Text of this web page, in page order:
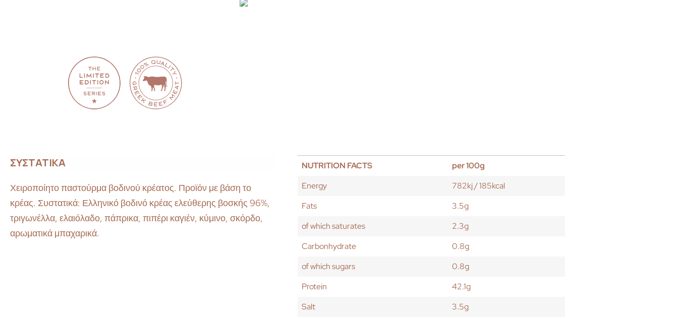
ΣΥΣΤΑΤΙΚΑ
Χειροποίητο παστούρμα βοδινού κρέατος. Προϊόν με βάση το
κρέας. Συστατικά: Ελληνικό βοδινό κρέας ελεύθερης βοσκής 96%,
τριγωνέλλα, ελαιόλαδο, πάπρικα, πιπέρι καγιέν, κύμινο, σκόρδο,
αρωματικά μπαχαρικά.
NUTRITION FACTS
per 100g
Energy
782kj / 185kcal
Fats
3.5g
of which saturates
2.3g
Carbonhydrate
0.8g
of which sugars
0.8g
Protein
42.1g
Salt
3.5g